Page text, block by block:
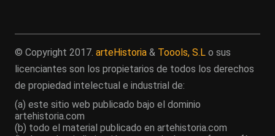
© Copyright 2017. arteHistoria & Toools, S.L o sus
licenciantes son los propietarios de todos los derechos
de propiedad intelectual e industrial de:
(a) este sitio web publicado bajo el dominio
artehistoria.com
(b) todo el material publicado en artehistoria.com